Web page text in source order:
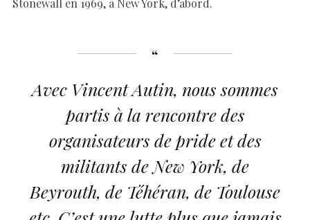
Avec Vincent Autin, nous sommes
partis à la rencontre des
organisateurs de pride et des
militants de New York, de
Beyrouth, de Téhéran, de Toulouse